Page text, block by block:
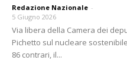
Redazione Nazionale -
5 Giugno 2026
Via libera della Camera dei
Pichetto sul nucleare
86 contrari, il...